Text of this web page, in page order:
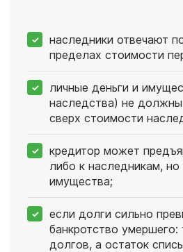
наследники отвечают
пределах стоимости
личные деньги и
наследства) не
сверх стоимости
кредитор может
либо к наследникам,
имущества;
если долги сильно
банкротство
долгов, а остаток